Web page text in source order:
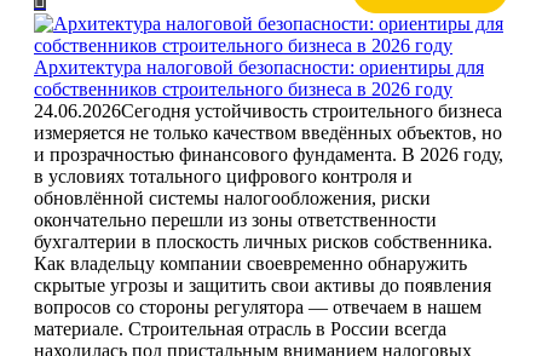
Архитектура налоговой безопасности: ориентиры для
собственников строительного бизнеса в 2026 году
24.06.2026Сегодня устойчивость строительного бизнеса
измеряется не только качеством введённых объектов, но
и прозрачностью финансового фундамента. В 2026 году,
в условиях тотального цифрового контроля и
обновлённой системы налогообложения, риски
окончательно перешли из зоны ответственности
бухгалтерии в плоскость личных рисков собственника.
Как владельцу компании своевременно обнаружить
скрытые угрозы и защитить свои активы до появления
вопросов со стороны регулятора — отвечаем в нашем
материале. Строительная отрасль в России всегда
находилась под пристальным вниманием налоговых